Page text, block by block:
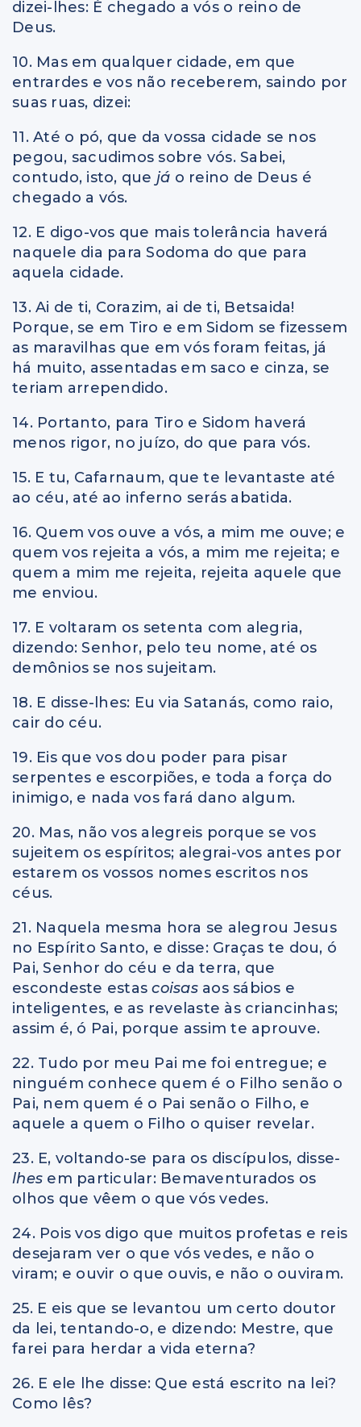
dizei-lhes: É chegado a vós o reino de
Deus.
10. Mas em qualquer cidade, em que
entrardes e vos não receberem, saindo por
suas ruas, dizei:
11. Até o pó, que da vossa cidade se nos
pegou, sacudimos sobre vós. Sabei,
contudo, isto, que já o reino de Deus é
chegado a vós.
12. E digo-vos que mais tolerância haverá
naquele dia para Sodoma do que para
aquela cidade.
13. Ai de ti, Corazim, ai de ti, Betsaida!
Porque, se em Tiro e em Sidom se fizessem
as maravilhas que em vós foram feitas, já
há muito, assentadas em saco e cinza, se
teriam arrependido.
14. Portanto, para Tiro e Sidom haverá
menos rigor, no juízo, do que para vós.
15. E tu, Cafarnaum, que te levantaste até
ao céu, até ao inferno serás abatida.
16. Quem vos ouve a vós, a mim me ouve; e
quem vos rejeita a vós, a mim me rejeita; e
quem a mim me rejeita, rejeita aquele que
me enviou.
17. E voltaram os setenta com alegria,
dizendo: Senhor, pelo teu nome, até os
demônios se nos sujeitam.
18. E disse-lhes: Eu via Satanás, como raio,
cair do céu.
19. Eis que vos dou poder para pisar
serpentes e escorpiões, e toda a força do
inimigo, e nada vos fará dano algum.
20. Mas, não vos alegreis porque se vos
sujeitem os espíritos; alegrai-vos antes por
estarem os vossos nomes escritos nos
céus.
21. Naquela mesma hora se alegrou Jesus
no Espírito Santo, e disse: Graças te dou, ó
Pai, Senhor do céu e da terra, que
escondeste estascoisas aos sábios e
inteligentes, e as revelaste às criancinhas;
assim é, ó Pai, porque assim te aprouve.
22. Tudo por meu Pai me foi entregue; e
ninguém conhece quem é o Filho senão o
Pai, nem quem é o Pai senão o Filho, e
aquele a quem o Filho o quiser revelar.
23. E, voltando-se para os discípulos, disse-
lhes em particular: Bemaventurados os
olhos que vêem o que vós vedes.
24. Pois vos digo que muitos profetas e reis
desejaram ver o que vós vedes, e não o
viram; e ouvir o que ouvis, e não o ouviram.
25. E eis que se levantou um certo doutor
da lei, tentando-o, e dizendo: Mestre, que
farei para herdar a vida eterna?
26. E ele lhe disse: Que está escrito na lei?
Como lês?